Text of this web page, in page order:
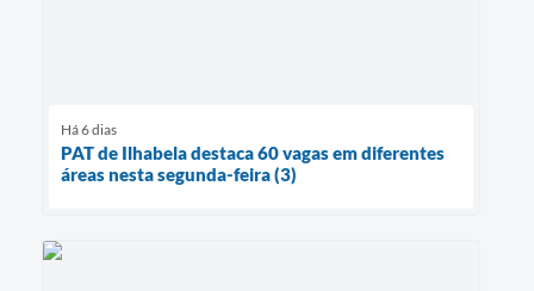
Há 6 dias
PAT de Ilhabela destaca 60 vagas em diferentes
áreas nesta segunda-feira (3)